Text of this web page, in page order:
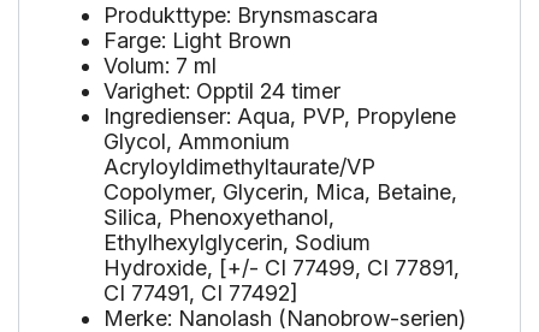
Produkttype: Brynsmascara
Farge: Light Brown
Volum: 7 ml
Varighet: Opptil 24 timer
Ingredienser: Aqua, PVP, Propylene
Glycol, Ammonium
Acryloyldimethyltaurate/VP
Copolymer, Glycerin, Mica, Betaine,
Silica, Phenoxyethanol,
Ethylhexylglycerin, Sodium
Hydroxide, [+/- CI 77499, CI 77891,
CI 77491, CI 77492]
Merke: Nanolash (Nanobrow-serien)